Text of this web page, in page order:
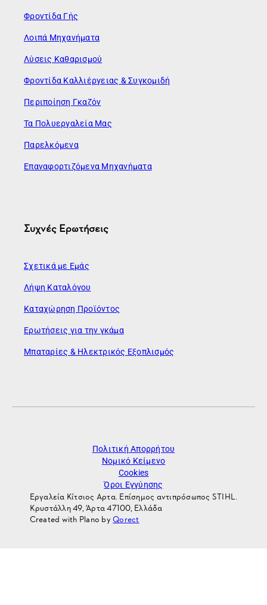
Φροντίδα Γής
Λοιπά Μηχανήματα
Λύσεις Καθαρισμού
Φροντίδα Καλλιέργειας & Συγκομιδή
Περιποίηση Γκαζόν
Τα Πολυεργαλεία Μας
Παρελκόμενα
Επαναφορτιζόμενα Μηχανήματα
Συχνές Ερωτήσεις
Σχετικά με Εμάς
Λήψη Καταλόγου
Καταχώρηση Προϊόντος
Ερωτήσεις για την γκάμα
Μπαταρίες & Ηλεκτρικός Εξοπλισμός
Πολιτική Απορρήτου
Νομικό Κείμενο
Cookies
Όροι Εγγύησης
Εργαλεία Κίτσιος Αρτα. Επίσημος αντιπρόσωπος STIHL.
Κρυστάλλη 49, Άρτα 47100, Ελλάδα
Created with Plano byQorect